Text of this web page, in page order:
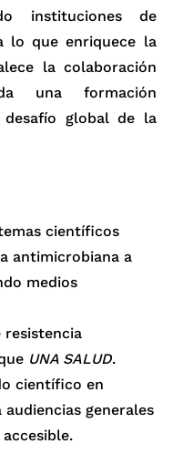
instituciones de
lo que enriquece la
la colaboración
una formación
global de la
científicos
antimicrobiana a
medios
resistencia
UNA SALUD.
científico en
generales